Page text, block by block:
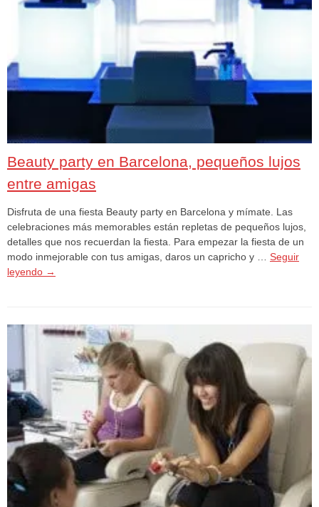
Beauty party en Barcelona, pequeños lujos
entre amigas
Disfruta de una fiesta Beauty party en Barcelona y mímate. Las
celebraciones más memorables están repletas de pequeños lujos,
detalles que nos recuerdan la fiesta. Para empezar la fiesta de un
modo inmejorable con tus amigas, daros un capricho y … Seguir
leyendo →